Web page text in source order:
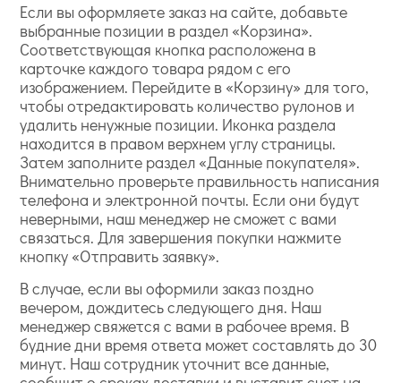
Если вы оформляете заказ на сайте, добавьте
выбранные позиции в раздел «Корзина».
Соответствующая кнопка расположена в
карточке каждого товара рядом с его
изображением. Перейдите в «Корзину» для того,
чтобы отредактировать количество рулонов и
удалить ненужные позиции. Иконка раздела
находится в правом верхнем углу страницы.
Затем заполните раздел «Данные покупателя».
Внимательно проверьте правильность написания
телефона и электронной почты. Если они будут
неверными, наш менеджер не сможет с вами
связаться. Для завершения покупки нажмите
кнопку «Отправить заявку».
В случае, если вы оформили заказ поздно
вечером, дождитесь следующего дня. Наш
менеджер свяжется с вами в рабочее время. В
будние дни время ответа может составлять до 30
минут. Наш сотрудник уточнит все данные,